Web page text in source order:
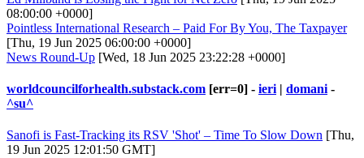
08:00:00 +0000]
Pointless International Research – Paid For By You, The Taxpayer
[Thu, 19 Jun 2025 06:00:00 +0000]
News Round-Up [Wed, 18 Jun 2025 23:22:28 +0000]
worldcouncilforhealth.substack.com [err=0] - ieri | domani -
^su^
Sanofi is Fast-Tracking its RSV 'Shot' – Time To Slow Down [Thu,
19 Jun 2025 12:01:50 GMT]